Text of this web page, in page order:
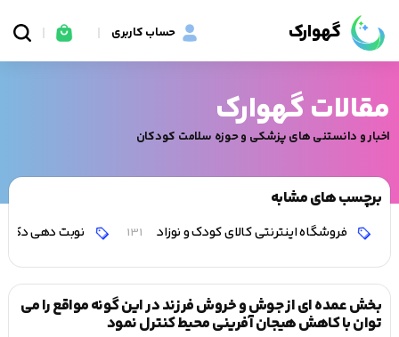
گهوارک حساب کاربری
مقالات گهوارک
اخبار و دانستنی های پزشکی و حوزه سلامت کودکان
برچسب های مشابه
فروشگاه اینترنتی کالای کودک و نوزاد 131 نوبت دهی
بخش عمده ای از جوش و خروش فرزند در این گونه مواقع را می
توان با کاهش هیجان آفرینی محيط کنترل نمود